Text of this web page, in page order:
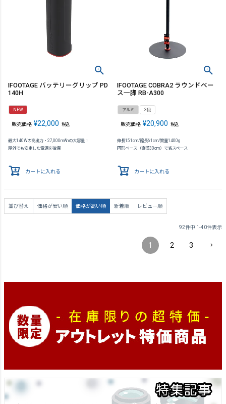
IFOOTAGE バッテリーグリップ PD
140H
NEW
販売価格 ¥22,000 税込
最大140Wの高出力・27,000mAhの大容量！
屋外でも安定した電源を確保
カートに入れる
IFOOTAGE COBRA2 ラウンドベー
ス一脚 RB-A300
アルミ 3段
販売価格 ¥20,900 税込
伸長151cm/縮長61cm/質量1400g
円形ベース（直径30cm）で省スペース
カートに入れる
並び替え 価格が安い順 価格が高い順 新着順 レビュー順
92件中 1 -40件表示
1 2 3